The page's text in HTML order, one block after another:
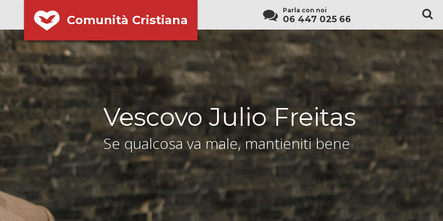
Comunità Cristiana
Parla con noi
06 447 025 66
Vescovo Julio Freitas
Se qualcosa va male, mantieniti bene